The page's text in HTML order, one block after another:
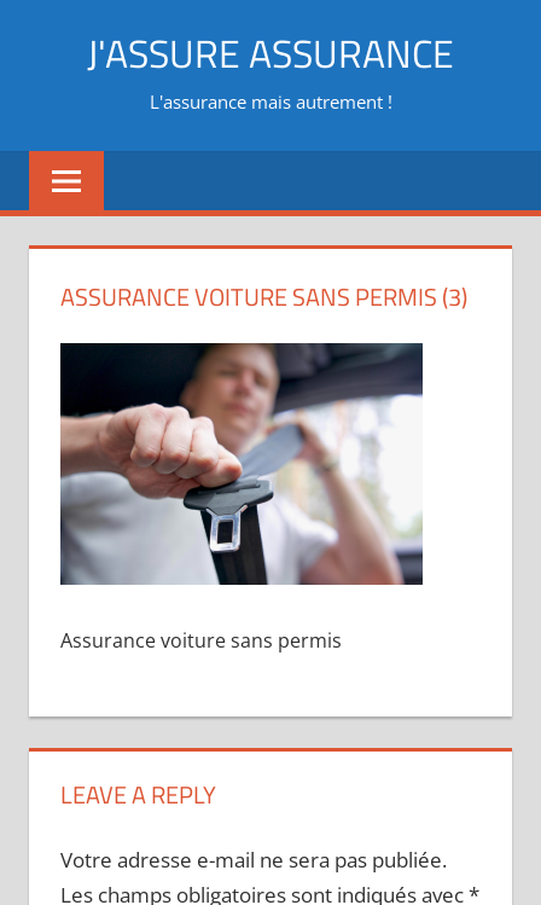
J'ASSURE ASSURANCE
L'assurance mais autrement !
ASSURANCE VOITURE SANS PERMIS (3)
Assurance voiture sans permis
LEAVE A REPLY
Votre adresse e-mail ne sera pas publiée.
Les champs obligatoires sont indiqués avec*